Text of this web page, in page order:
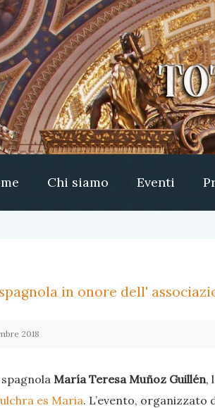
Chi siamo Eventi
in onore dell'
2018
María Teresa Muñoz Guillén,
es Maria. L’evento, organizzato